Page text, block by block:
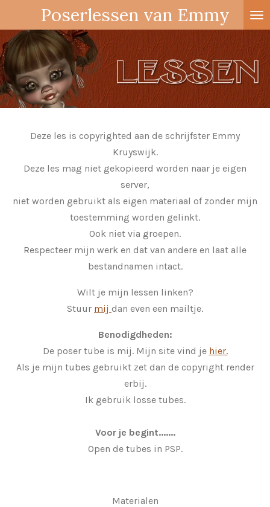
direct
naar
de
hoofdinhoud
Poserlessen van Emmy
Deze les is copyrighted aan de schrijfster Emmy
Kruyswijk.
Deze les mag niet gekopieerd worden naar je eigen
server,
niet worden gebruikt als eigen materiaal of zonder mijn
toestemming worden gelinkt.
Ook niet via groepen.
Respecteer mijn werk en dat van andere en laat alle
bestandnamen intact.
Wilt je mijn lessen linken?
Stuur mij dan even een mailtje.
Benodigdheden:
De poser tube is mij. Mijn site vind je hier.
Als je mijn tubes gebruikt zet dan de copyright render
erbij.
Ik gebruik losse tubes.
Voor je begint.......
Open de tubes in PSP.
Materialen